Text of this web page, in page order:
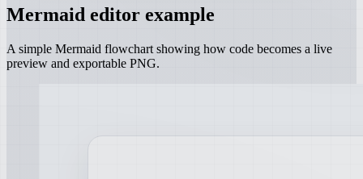
Mermaid editor example
A simple Mermaid flowchart showing how code becomes a live
preview and exportable PNG.